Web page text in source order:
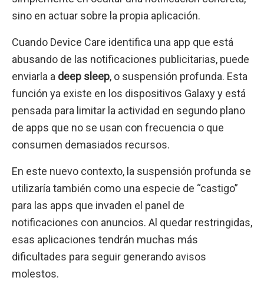
sino en actuar sobre la propia aplicación.
Cuando Device Care identifica una app que está
abusando de las notificaciones publicitarias, puede
enviarla a deep sleep, o suspensión profunda. Esta
función ya existe en los dispositivos Galaxy y está
pensada para limitar la actividad en segundo plano
de apps que no se usan con frecuencia o que
consumen demasiados recursos.
En este nuevo contexto, la suspensión profunda se
utilizaría también como una especie de “castigo”
para las apps que invaden el panel de
notificaciones con anuncios. Al quedar restringidas,
esas aplicaciones tendrán muchas más
dificultades para seguir generando avisos
molestos.